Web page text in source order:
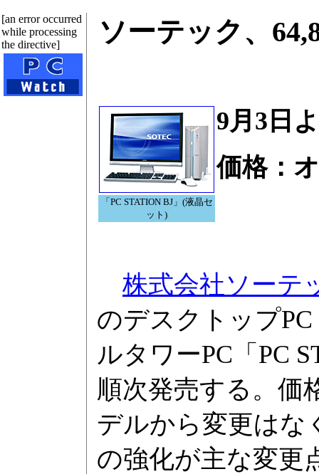
[an error occurred
while processing
the directive]
ソーテック、
「PC STATION BJ」(液晶セ
ット)
9月3日
価格：
株式会社ソーテ
のデスクトップPC
ルタワーPC「PC
順次発売する。価
デルから変更はな
の強化が主な変更